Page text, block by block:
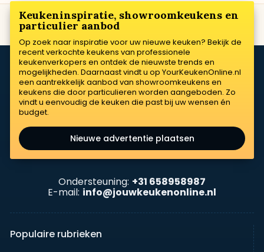
Keukeninspiratie, showroomkeukens en
particulier aanbod
Op zoek naar inspiratie voor uw nieuwe keuken? Bekijk de
recent verkochte keukens van professionele
keukenverkopers en ontdek de nieuwste trends en
mogelijkheden. Daarnaast vindt u op YourKeukenOnline.nl
een aantrekkelijk aanbod van showroomkeukens en
keukens die door particulieren worden aangeboden. Zo
vindt u eenvoudig de keuken die past bij uw wensen én
budget.
Nieuwe advertentie plaatsen
Ondersteuning: +31 658958987
E-mail: info@jouwkeukenonline.nl
Populaire rubrieken